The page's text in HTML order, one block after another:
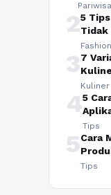
25
Tidak
Fashion
37
Kuliner
45
Tips
5Cara
Tips